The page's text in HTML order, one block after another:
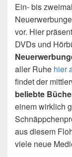
Ein- bis
vor. Hier
DVDs und
aller Ruhe hier
findet der
beliebte
einem wirklich
aus diesem
viele neue